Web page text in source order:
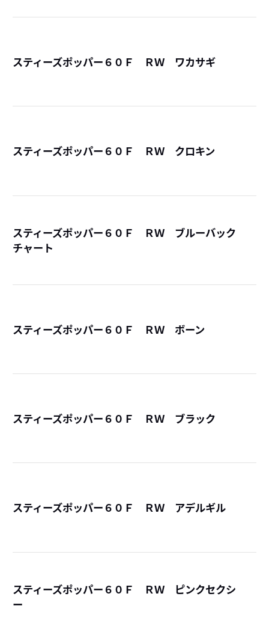
スティーズポッパー６０Ｆ ＲＷ ワカサギ
スティーズポッパー６０Ｆ ＲＷ クロキン
スティーズポッパー６０Ｆ ＲＷ ブルーバック
チャート
スティーズポッパー６０Ｆ ＲＷ ボーン
スティーズポッパー６０Ｆ ＲＷ ブラック
スティーズポッパー６０Ｆ ＲＷ アデルギル
スティーズポッパー６０Ｆ ＲＷ ピンクセクシ
ー